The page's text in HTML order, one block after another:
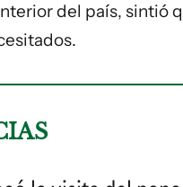
del país, sintió